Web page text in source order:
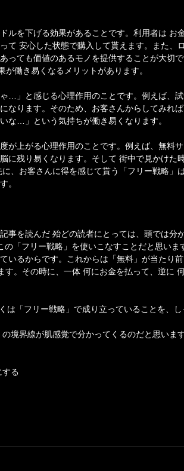
ルを下げる効果があることです。利用者は お
て 安心した状態で購入して貰えます。また、
ても価値のあるモノを提供することが大切で
働き易くなるメリットがあります。
…」と感じる心理作用のことです。例えば、
なります。そのため、お客さんからしてみれ
な…」という気持ちが働き易くなります。
が上がる心理作用のことです。例えば、無料
に残り易くなります。そして 街中で見かけた
、お客さんに得を感じて貰う「フリー戦略」
。
事を読んだ 殆どの読者にとっては、頭では分
「フリー戦略」を使いこなすことだと思いま
いるからです。これからは「無料」が当たり
。その時に、一体 何にお金を払って、逆に
は「フリー戦略」で成り立っていることを、し
境界線が肌感覚で分かってくるのだと思います
る